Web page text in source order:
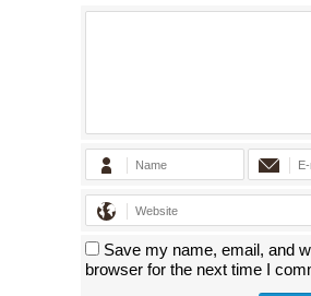
Save my name, email, and
browser for the next time I